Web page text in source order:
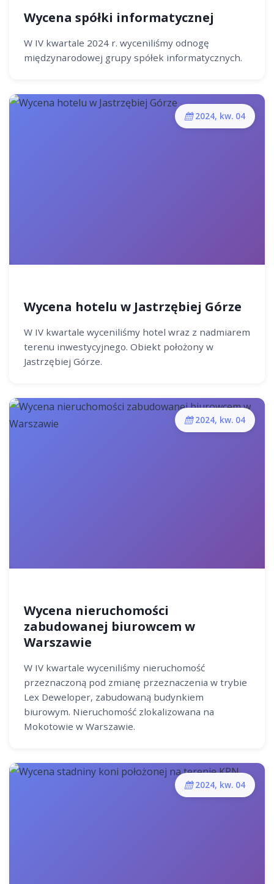
Wycena spółki informatycznej
W IV kwartale 2024 r. wyceniliśmy odnogę
międzynarodowej grupy spółek informatycznych.
2024, kw. 04
Wycena hotelu w Jastrzębiej Górze
W IV kwartale wyceniliśmy hotel wraz z nadmiarem
terenu inwestycyjnego. Obiekt położony w
Jastrzębiej Górze.
2024, kw. 04
Wycena nieruchomości
zabudowanej biurowcem w
Warszawie
W IV kwartale wyceniliśmy nieruchomość
przeznaczoną pod zmianę przeznaczenia w trybie
Lex Deweloper, zabudowaną budynkiem
biurowym. Nieruchomość zlokalizowana na
Mokotowie w Warszawie.
2024, kw. 04